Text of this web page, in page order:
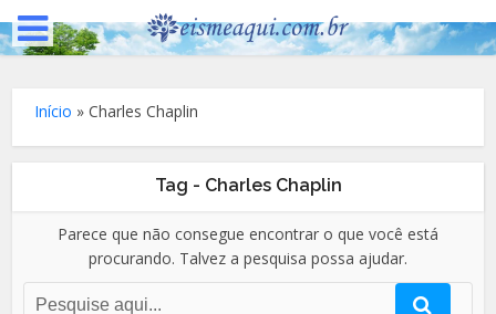
Início »Charles Chaplin
Tag - Charles Chaplin
Parece que não consegue encontrar o que você está
procurando. Talvez a pesquisa possa ajudar.